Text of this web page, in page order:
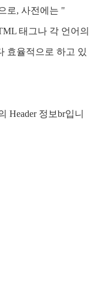
로, 사전에는 "
태그나 각 언어의
효율적으로 하고 있
Header 정보br입니